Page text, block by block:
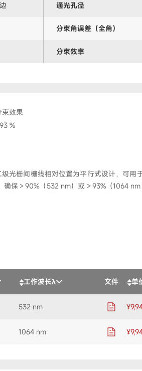
通光孔径
分束角误差（全角）
分束效率
效果
%
光栅间栅线相对位置为平行式设计，可用
保＞90%（532 nm）或＞93%（1064
工作波长λ 文件 单
532 nm
1064 nm